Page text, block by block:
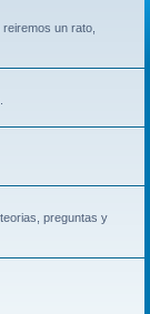
un rato,
preguntas y